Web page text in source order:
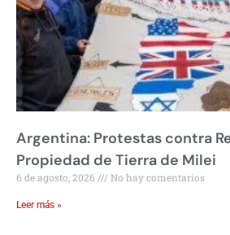
Argentina: Protestas contra
Propiedad de Tierra de Milei
6 de agosto, 2026 No hay comentarios
Leer más »